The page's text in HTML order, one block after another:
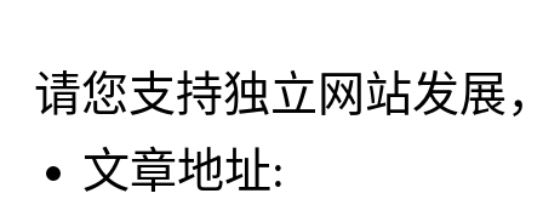
请您支持独立网站发展
文章地址: